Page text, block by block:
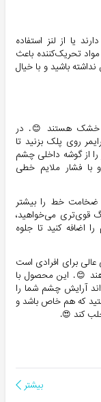
یا از لنز استفاده
تحریک‌کننده باعث
باشید و با خیال
و خشک هستند 😊. در
روی پلک بزنید تا
از گوشه داخلی چشم
فشار ملایم خطی
ضخامت خط را بیشتر
قوی‌تری می‌خواهید،
اضافه کنید تا جلوه
عالی برای افرادی است
😊. این محصول با
آرایش چشم شما را
که هم خاص باشد و
کند 😍.
بیشتر